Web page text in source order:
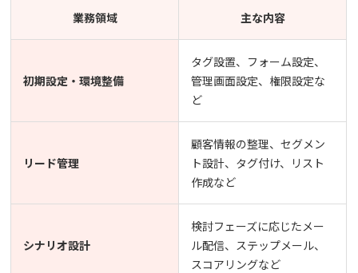
業務領域 主な内容
初期設定・環境整備
タグ設置、フォーム設定、
管理画面設定、権限設定な
ど
リード管理
顧客情報の整理、セグメン
ト設計、タグ付け、リスト
作成など
シナリオ設計
検討フェーズに応じたメー
ル配信、ステップメール、
スコアリングなど